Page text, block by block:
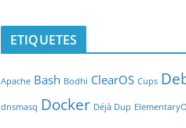
ETIQUETES
Apache Bash Bodhi ClearOS Cups
dnsmasq Docker Déjà Dup